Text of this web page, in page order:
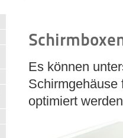
Es können
Schirmgehäuse
optimiert